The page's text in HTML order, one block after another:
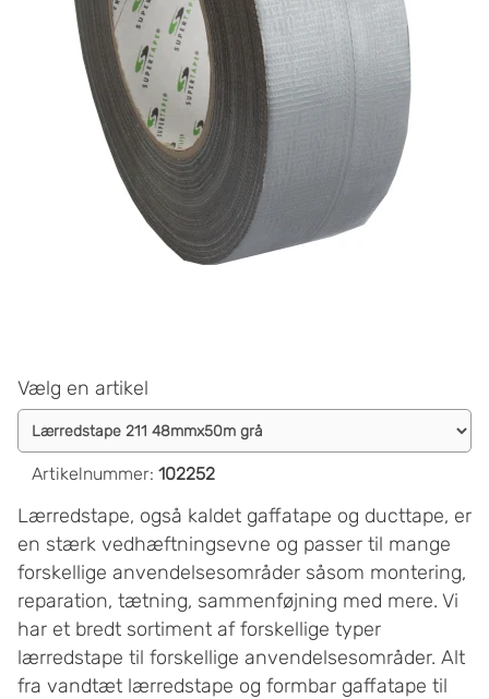
Vælg en artikel
Artikelnummer: 102252
Lærredstape, også kaldet gaffatape og ducttape, er
en stærk vedhæftningsevne og passer til mange
forskellige anvendelsesområder såsom montering,
reparation, tætning, sammenføjning med mere. Vi
har et bredt sortiment af forskellige typer
lærredstape til forskellige anvendelsesområder. Alt
fra vandtæt lærredstape og formbar gaffatape til